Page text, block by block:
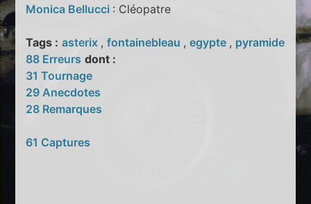
Monica Bellucci : Cléopatre
Tags : asterix ,fontainebleau ,egypte , pyramide
88 Erreurs dont :
31 Tournage
29 Anecdotes
28 Remarques
61 Captures